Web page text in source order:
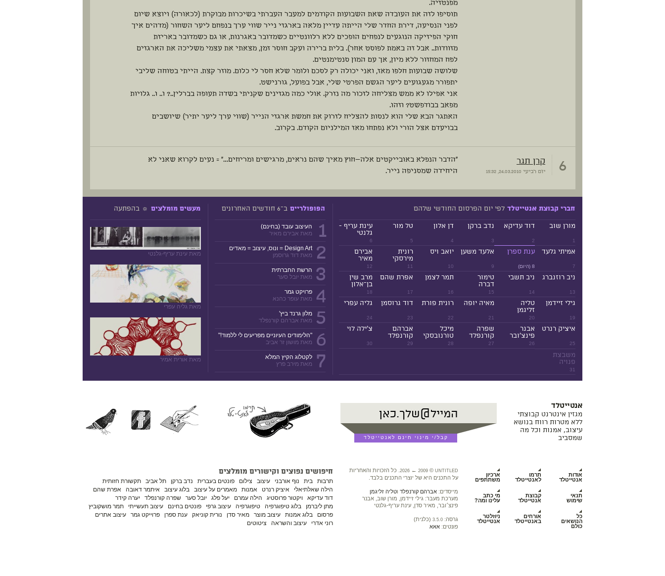
מפנטזיה.
תוסיפו לזה את העובדה שאת השבועות הקודמים למעבר העברתי בשיכרות מבוקרת (לכאורה) ויוצא שיום
לפני הנסיעה, דירת החדר שלי הייתה עדיין מלאה בארגזי נייר שווי ערך בנפחם ליער השחור (מדהים איך
חוקי הפיזיקה הנוגעים לנפחים הופכים ללא רלוונטיים כשמדובר באגרנות, או גם כשמדובר באריזת
מזוודות.. אבל זה באמת לפוסט אחר). בלית ברירה ועקב חוסר זמן, מצאתי את עצמי משליכה את הארגזים
לפח המחזור ללא מיון, אך עם המון סנטימנטים.
שלושה שבועות חלפו מאז, ואני יכולה רק לסכם ולומר שלא חסר לי כלום. מוזר קצת. הייתי בטוחה שליבי
יתפורר מגעגועים ליער הגשם הפרטי שלי, אבל בפועל, גורנישט.
אני אפילו לא ממש מצליחה לזכור מה נזרק. אולי כמה מגזינים שקניתי בשדה תעופה בברלין..? ו.. ו.. גלויות
מפאב בבודפשט? וזהו.
האתגר הבא שלי הוא לנסות להצליח לזרוק את חמשת ארגזי הנייר (שווי ערך ליער יתיר) שיושבים
בבויעדם אצל הורי ולא נפתחו מאז המילניום הקודם. בקרוב.
6 קרן תגר
יום רביעי
"הדבר הנפלא באובייקטים אלה—חוץ מאיך שהם נראים, מרגישים ומריחים…" = נעים לקרוא שאני לא
היחידה שמסניפה נייר.
חברי קבוצת אנטייטלד לפי יום הפרסום החודשי שלהם
1
מורן שוב
2
דוד עדיקא
3
נדב ברקן
4
דן אלון
5
טל מור
6
עינת עריף -
גלנטי
7
אמיתי גלעד
8 (היום)
ענת ספרן
9
אלעד משען
10
יואב ויס
11
רונית
מירסקי
12
אבירם
מאיר
13
ניב רוזנברג
14
ניב תשבי
15
טימור
דברה
16
תמר לצמן
17
אפרת שהם
18
מרב שין
בן־אלון
19
גילי זיידמן
20
טליה
זליגמן
21
מאיה יופה
22
רונית פורת
23
דוד גרוסמן
24
גליה עפרי
25
איציק רנרט
26
אבנר
פינצ'ובר
27
שפרה
קורנפלד
28
מיכל
טורנובסקי
29
אברהם
קורנפלד
30
צ'ילה לוי
31
משבצת
פנויה
הפופולריים ב־6 חודשים האחרונים
1
העיצוב עובד (בחינם)
מאת אבירם מאיר
2
Design Art = ונוס, עיצוב = מאדים
מאת דוד גרוסמן
3
הרשת החברתית
מאת יובל סער
4
פרויקט גמר
מאת עופר כהנא
5
מלון גרנד ביץ'
מאת אברהם קורנפלד
6
"הלימודים העיוניים מפריעים לי ללמוד!"
מאת מושון זר אביב
7
לקטלוג הקיץ המלא
מאת מירב פרץ
מעשים מומלצים ☼ בהפתעה
מאת עינת עריף-גלנטי
מאת גליה עפרי
מאת אורית אמיר
אנטייטלד
מגזין אינטרנט קבוצתי
ללא מטרות רווח בנושא
עיצוב, אמנות וכל מה
שמסביב
חיפושים נפוצים וקישורים מומלצים
תרבות בית נוף אורבני עיצוב צילום פונטים בעברית נדב ברקן תל אביב
תקשורת חזותית
הילה שאלתיאלי
איציק רנרט אמנות מאמרים על עיצוב בלוג עיצוב איתמר דאובה
אפרת שהם
דוד עדיקא
ויקטור פרוסטיג הילה עמרם יעל פלג יובל סער שפרה קורנפלד
יערה קידר
מתן ליברמן
בלוג טיפוגרפיה טיפוגרפיה עיצוב גרפי פונטים בחינם עיצוב תעשייתי
תמר מושקוביץ
פרסום
בלוג אמנות עיצוב מוצר מאיר סדן נורית קוניאק ענת ספרן פרוייקט גמר
עיצוב אתרים
רוני אדרי
עיצוב והשראה ציטוטים
אודות
אנטייטלד
תרמו
לאנטייטלד
ארכיון
משתתפים
תנאי
שימוש
קבוצת
אנטייטלד
מי כתב
עלינו ומה?
כל
הנושאים
כולם
אורחים
באנטייטלד
ניוזלטר
אנטייטלד
2026 ← 2009 © UNTITLED
. כל הזכויות והאחריות
על התכנים היא של יוצרי התכנים בלבד.
מייסדים: אברהם קורנפלד וטליה זליגמן
מערכת מעבר: גילי זיידמן, מורן שוב, אבנר
פינצ׳ובר, מאיר סדן, עינת עריף-גלנטי
גרסה: 3.5.0 (כלנית)
פונטים: אאא